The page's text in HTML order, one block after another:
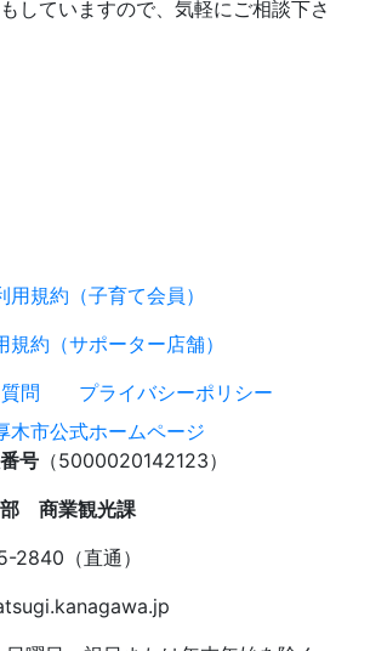
していますので、気軽にご相談下さ
用規約（子育て会員）
規約（サポーター店舗）
問
プライバシーポリシー
木市公式ホームページ
号 （5000020142123）
部 商業観光課
2840（直通）